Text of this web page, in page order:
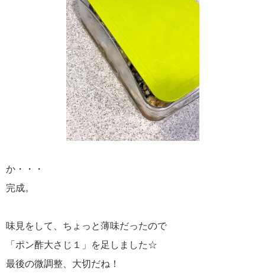
か・・・
完成。
味見をして、ちょっと薄味だったので
「ポン酢大さじ１」を足しました☆
最後の微調整、大切だね！